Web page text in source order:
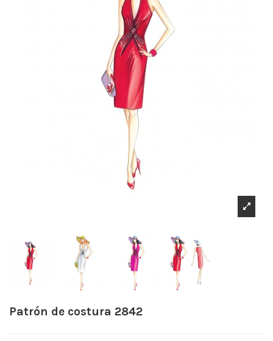
Patrón de costura 2842